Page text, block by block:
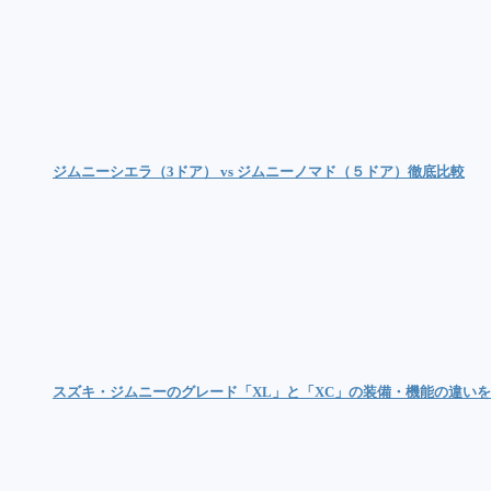
ジムニーシエラ（3ドア） vs ジムニーノマド（５ドア）徹底比較
スズキ・ジムニーのグレード「XL」と「XC」の装備・機能の違い